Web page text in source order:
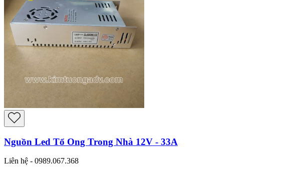
Nguồn Led Tổ Ong Trong Nhà 12V - 33A
Liên hệ - 0989.067.368